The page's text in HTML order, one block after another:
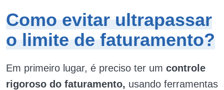
Como evitar ultrapassar
o limite de faturamento?
Em primeiro lugar, é preciso ter um controle
rigoroso do faturamento, usando ferramentas